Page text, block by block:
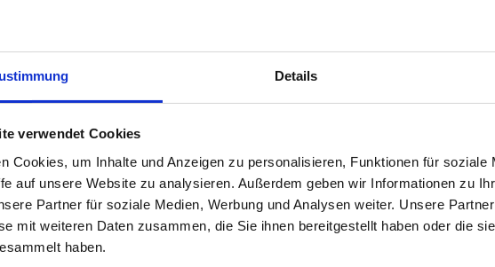
Details
verwendet Cookies
Cookies, um Inhalte und Anzeigen zu personalisieren, Funktionen für soziale
auf unsere Website zu analysieren. Außerdem geben wir Informationen zu
Partner für soziale Medien, Werbung und Analysen weiter. Unsere
mit weiteren Daten zusammen, die Sie ihnen bereitgestellt haben oder die
haben.
man sich von den
genießen.